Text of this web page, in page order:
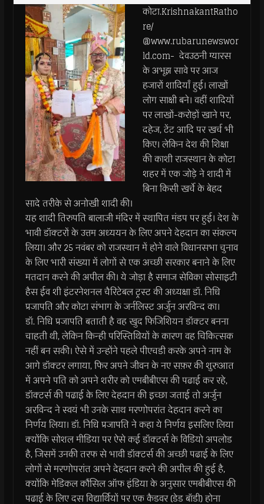
कोटा.KrishnakantRatho
re/
@www.rubarunewswor
ld.com- देवउठनी ग्यारस
के अभूझ सावे पर आज
हजारों शादियाँ हुई। लाखों
लोग साक्षी बने। वहीं शादियों
पर लाखों-करोड़ों खाने पर,
दहेज, टेंट आदि पर खर्च भी
किए। लेकिन देश की शिक्षा
की काशी राजस्थान के कोटा
शहर में एक जोड़े ने शादी में
बिना किसी खर्चे के बेहद
सादे तरीके से अनोखी शादी की।
यह शादी तिरुपति बालाजी मंदिर में स्थापित मंडप पर हुई। देश के
भावी डॉक्टरों के उत्तम अध्ययन के लिए अपने देहदान का संकल्प
लिया। और 25 नवंबर को राजस्थान में होने वाले विधानसभा चुनाव
के लिए भारी संख्या में लोगों से एक अच्छी सरकार बनाने के लिए
मतदान करने की अपील की। ये जोड़ा है समाज सेविका सोसाइटी
हैस ईव शी इंटरनेशनल चैरिटेबल ट्रस्ट की अध्यक्षा डॉ. निधि
प्रजापति और कोटा संभाग के जर्नलिस्ट अर्जुन अरविन्द का।
डॉ. निधि प्रजापति बताती है वह खुद फिजिशियन डॉक्टर बनना
चाहती थी, लेकिन किन्ही परिस्तिथियों के कारण वह चिकित्सक
नहीं बन सकी। ऐसे में उन्होंने पहले पीएचडी करके अपने नाम के
आगे डॉक्टर लगाया, फिर अपने जीवन के नए सफ़र की शुरुआत
में अपने पति को अपने शरीर को एमबीबीएस की पढाई कर रहे,
डॉक्टर्स की पढाई के लिए देहदान की इच्छा जताई तो अर्जुन
अरविन्द ने स्वयं भी उनके साथ मरणोपरांत देहदान करने का
निर्णय लिया। डॉ. निधि प्रजापति ने कहा ये निर्णय इसलिए लिया
क्योंकि सोशल मीडिया पर ऐसे कई डॉक्टर्स के विडियो अपलोड
है, जिसमें उनकी तरफ से भावी डॉक्टर्स की अच्छी पढाई के लिए
लोगों से मरणोपरांत अपने देहदान करने की अपील की हुई है,
क्योंकि मेडिकल कौंसिल ऑफ इंडिया के अनुसार एमबीबीएस की
पढाई के लिए दस विद्यार्थियों पर एक कैडवर (डेड बॉडी) होना